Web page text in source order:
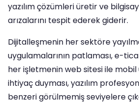
yazılım çözümleri üretir ve
arızalarını tespit ederek giderir.
Dijitalleşmenin her sektöre
uygulamalarının patlaması, e-
her işletmenin web sitesi ile
ihtiyaç duyması, yazılım
benzeri görülmemiş seviyelere